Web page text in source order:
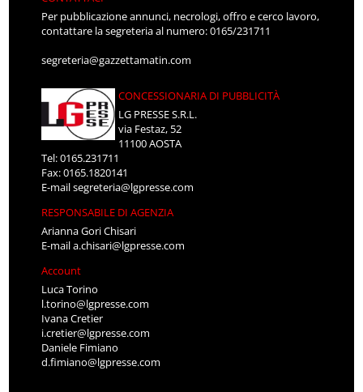
Per pubblicazione annunci, necrologi, offro e cerco lavoro,
contattare la segreteria al numero: 0165/231711
segreteria@gazzettamatin.com
CONCESSIONARIA DI PUBBLICITÀ
LG PRESSE S.R.L.
via Festaz, 52
11100 AOSTA
Tel: 0165.231711
Fax: 0165.1820141
E-mailsegreteria@lgpresse.com
RESPONSABILE DI AGENZIA
Arianna Gori Chisari
E-maila.chisari@lgpresse.com
Account
Luca Torino
l.torino@lgpresse.com
Ivana Cretier
i.cretier@lgpresse.com
Daniele Fimiano
d.fimiano@lgpresse.com